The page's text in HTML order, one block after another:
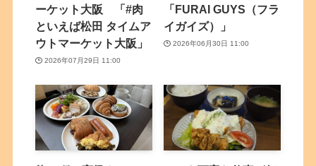
ーケット大阪 「#肉
といえば松田 タイムア
ウトマーケット大阪」
2026年07月29日 11:00
「FURAI GUYS（フラ
イガイズ）」
2026年06月30日 11:00